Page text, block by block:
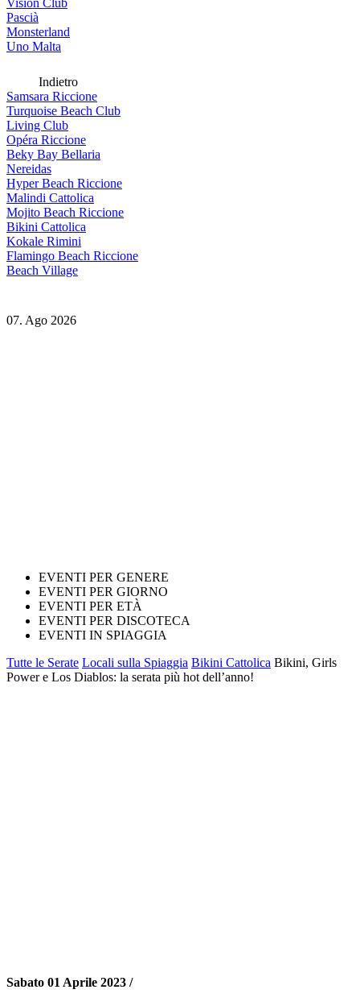
Vision Club
Pascià
Monsterland
Uno Malta
Indietro
Samsara Riccione
Turquoise Beach Club
Living Club
Opéra Riccione
Beky Bay Bellaria
Nereidas
Hyper Beach Riccione
Malindi Cattolica
Mojito Beach Riccione
Bikini Cattolica
Kokale Rimini
Flamingo Beach Riccione
Beach Village
07. Ago 2026
EVENTI PER GENERE
EVENTI PER GIORNO
EVENTI PER ETÀ
EVENTI PER DISCOTECA
EVENTI IN SPIAGGIA
Tutte le Serate Locali sulla Spiaggia Bikini Cattolica Bikini, Girls
Power e Los Diablos: la serata più hot dell’anno!
Sabato 01 Aprile 2023 /